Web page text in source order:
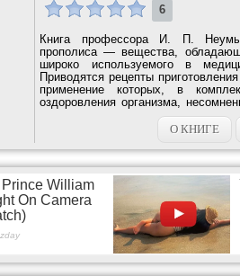
6
Книга профессора И. П.
прополиса — вещества,
широко используемого в
Приводятся рецепты
применение которых, в
оздоровления организма,
О КНИГЕ